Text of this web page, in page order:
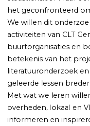
het geconfronteerd
We willen dit
activiteiten van CLT
buurtorganisaties en
betekenis van het
literatuuronderzoek
geleerde lessen
Met wat we leren
overheden, lokaal en
informeren en